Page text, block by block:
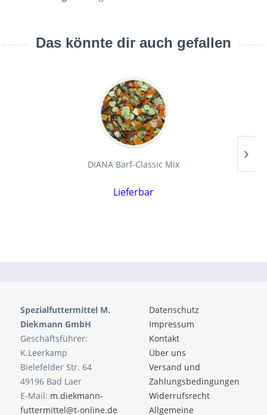
Das könnte dir auch gefallen
DIANA Barf-Classic Mix
Lieferbar
Datenschutz
Impressum
Kontakt
Über uns
Versand und
Zahlungsbedingungen
Widerrufsrecht
Allgemeine
Spezialfuttermittel M.
Diekmann GmbH
Geschäftsführer:
K.Leerkamp
Bielefelder Str. 64
49196 Bad Laer
E-Mail: m.diekmann-
futtermittel@t-online.de